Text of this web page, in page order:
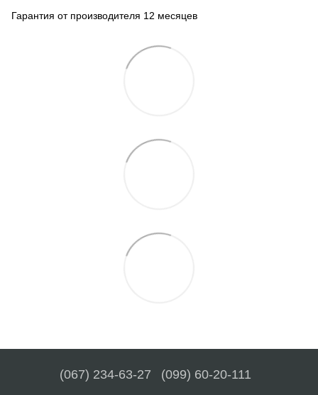
Гарантия от производителя 12 месяцев
(067) 234-63-27 (099) 60-20-111